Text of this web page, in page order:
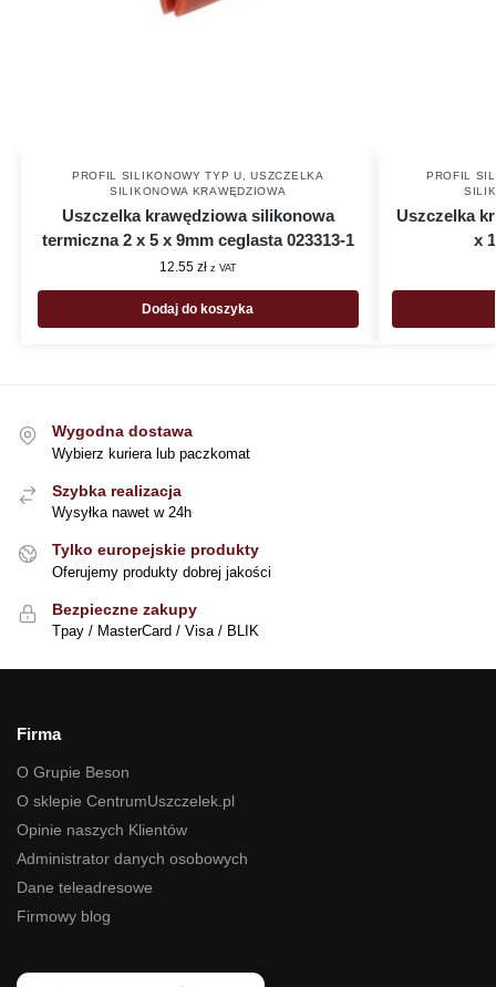
PROFIL SILIKONOWY TYP U,USZCZELKA
SILIKONOWA KRAWĘDZIOWA
Uszczelka krawędziowa silikonowa
termiczna 2 x 5 x 9mm ceglasta 023313-1
12.55 zł z VAT
Dodaj do koszyka
PROFIL
Uszczelka
x
Wygodna dostawa
Wybierz kuriera lub paczkomat
Szybka realizacja
Wysyłka nawet w 24h
Tylko europejskie produkty
Oferujemy produkty dobrej jakości
Bezpieczne zakupy
Tpay / MasterCard / Visa / BLIK
Firma
O Grupie Beson
O sklepie CentrumUszczelek.pl
Opinie naszych Klientów
Administrator danych osobowych
Dane teleadresowe
Firmowy blog